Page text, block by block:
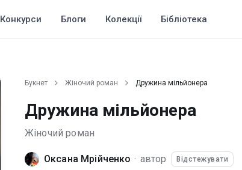
Конкурси Блоги Колекції Бібліотека
Букнет Жіночий роман Дружина мільйонера
Дружина мільйонера
Жіночий роман
Оксана Мрійченко · автор Відстежувати